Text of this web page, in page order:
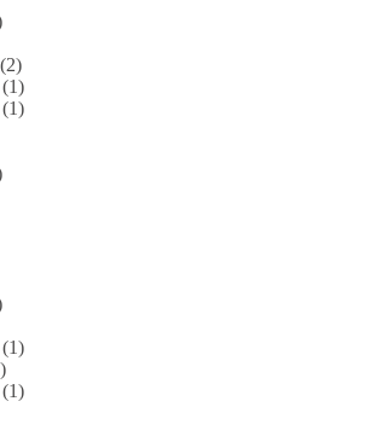
(2)
(1)
(1)
(1)
(1)